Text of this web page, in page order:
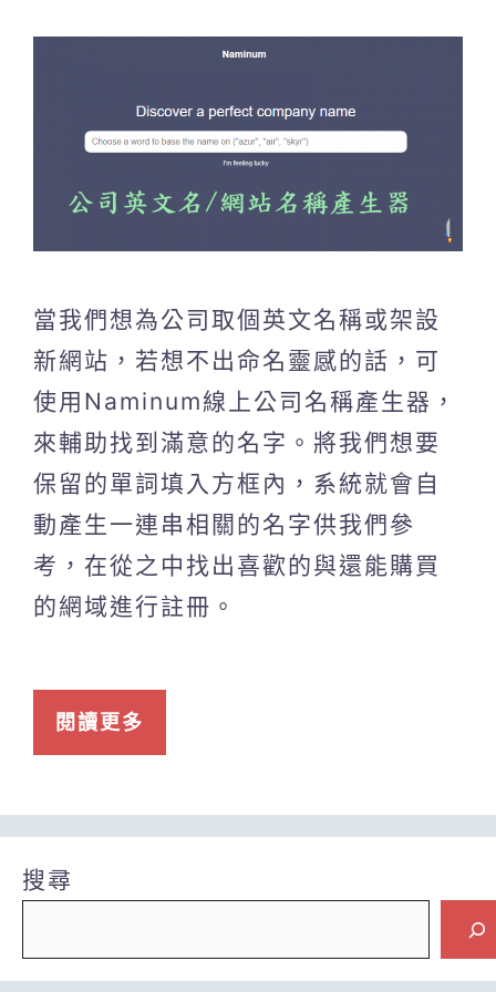
當我們想為公司取個英文名稱或架設
新網站，若想不出命名靈感的話，可
使用Naminum線上公司名稱產生器，
來輔助找到滿意的名字。將我們想要
保留的單詞填入方框內，系統就會自
動產生一連串相關的名字供我們參
考，在從之中找出喜歡的與還能購買
的網域進行註冊。
閱讀更多
搜尋